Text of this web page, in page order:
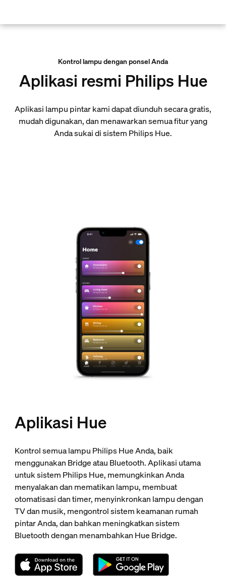
Kontrol lampu dengan ponsel Anda
Aplikasi resmi Philips Hue
Aplikasi lampu pintar kami dapat diunduh secara gratis,
mudah digunakan, dan menawarkan semua fitur yang
Anda sukai di sistem Philips Hue.
Aplikasi Hue
Kontrol semua lampu Philips Hue Anda, baik
menggunakan Bridge atau Bluetooth. Aplikasi utama
untuk sistem Philips Hue, memungkinkan Anda
menyalakan dan mematikan lampu, membuat
otomatisasi dan timer, menyinkronkan lampu dengan
TV dan musik, mengontrol sistem keamanan rumah
pintar Anda, dan bahkan meningkatkan sistem
Bluetooth dengan menambahkan Hue Bridge.